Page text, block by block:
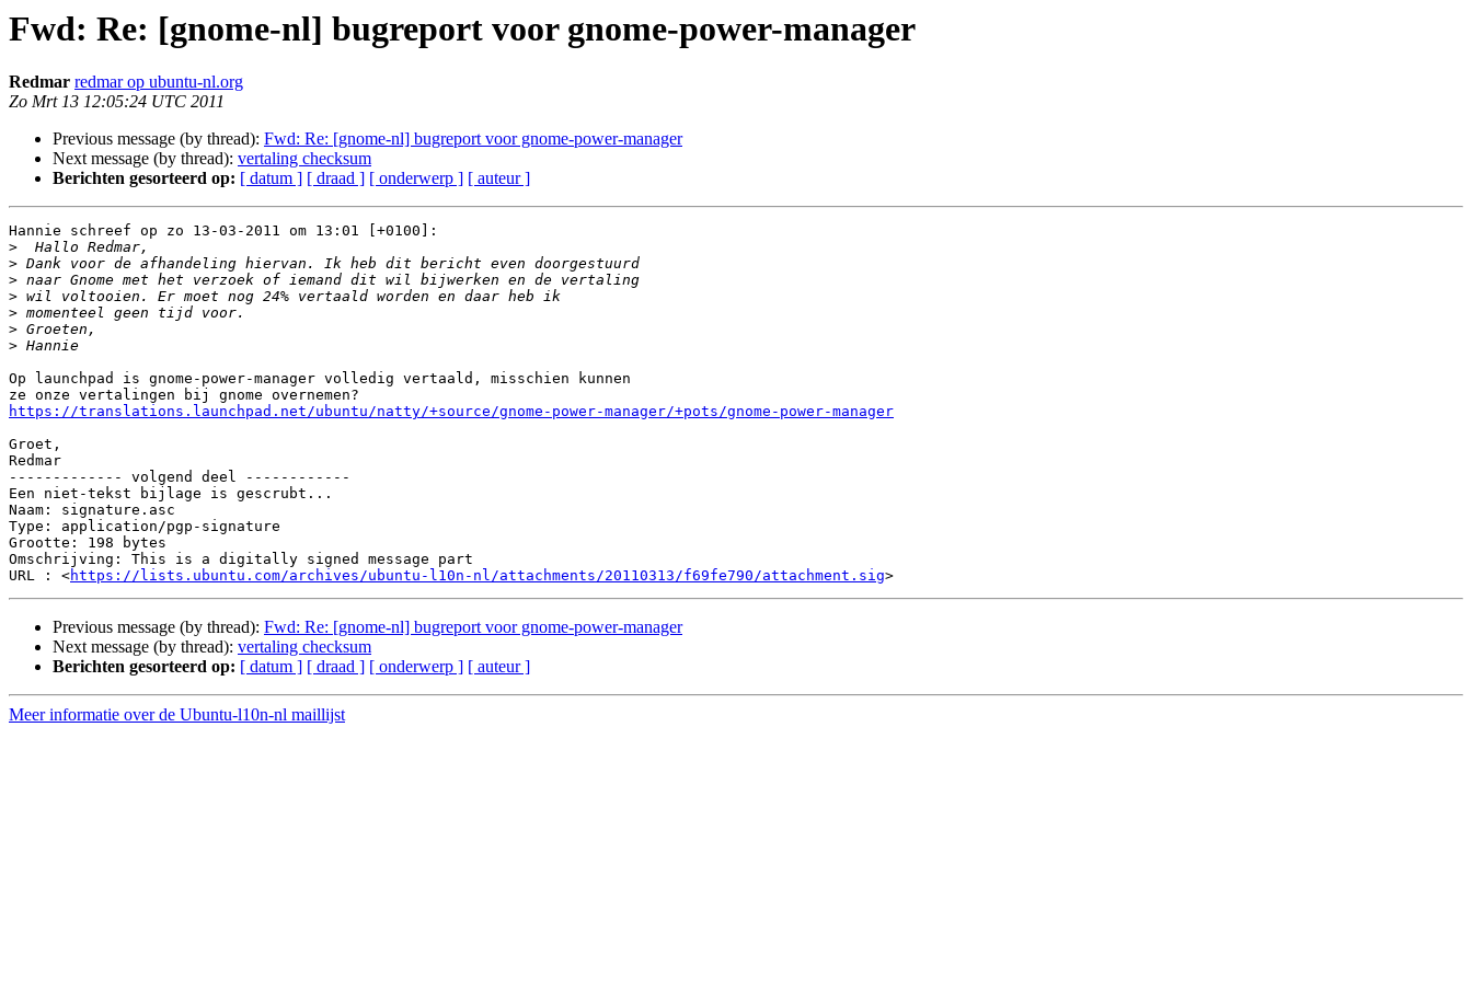
Fwd: Re: [gnome-nl] bugreport voor gnome-power-manager
Redmar redmar op ubuntu-nl.org
Zo Mrt 13 12:05:24 UTC 2011
Previous message (by thread): Fwd: Re: [gnome-nl] bugreport voor gnome-power-manager
Next message (by thread): vertaling checksum
Berichten gesorteerd op: [ datum ] [ draad ] [ onderwerp ] [ auteur ]
Hannie schreef op zo 13-03-2011 om 13:01 [+0100]:
>
>
>
>
>
>
>
Op launchpad is gnome-power-manager volledig vertaald, misschien kunnen
https://translations.launchpad.net/ubuntu/natty/+source/gnome-power-manager/+pots/gnome-power-manager
Groet,
Redmar
------------- volgend deel ------------
Een niet-tekst bijlage is gescrubt...
Naam: signature.asc
Type: application/pgp-signature
Grootte: 198 bytes
Omschrijving: This is a digitally signed message part
URL : <https://lists.ubuntu.com/archives/ubuntu-l10n-nl/attachments/20110313/f69fe790/attachment.sig
Previous message (by thread): Fwd: Re: [gnome-nl] bugreport voor gnome-power-manager
Next message (by thread): vertaling checksum
Berichten gesorteerd op: [ datum ] [ draad ] [ onderwerp ] [ auteur ]
Meer informatie over de Ubuntu-l10n-nl maillijst